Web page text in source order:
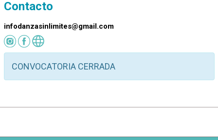
Contacto
infodanzasinlimites@gmail.com
CONVOCATORIA CERRADA